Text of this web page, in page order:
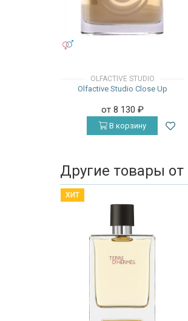
OLFACTIVE STUDIO
Olfactive Studio Close Up
от 8 130 ₽
В корзину
Другие товары от
ХИТ